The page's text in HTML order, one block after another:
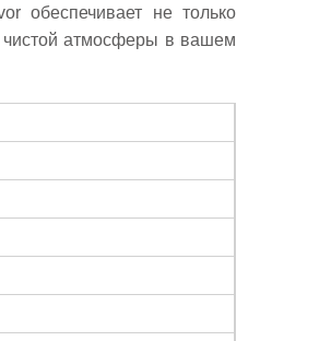
обеспечивает не только
атмосферы в вашем